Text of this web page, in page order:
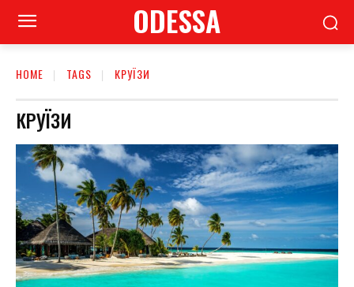
ODESSA
HOME TAGS КРУЇЗИ
КРУЇЗИ